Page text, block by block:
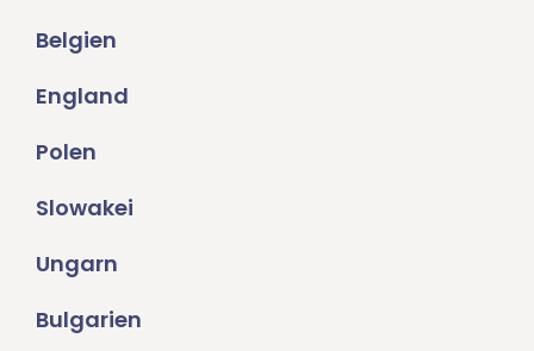
Belgien
England
Polen
Slowakei
Ungarn
Bulgarien